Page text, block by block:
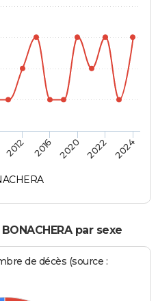
2012 2016 2020 2022 2024
par sexe
de décès (source :